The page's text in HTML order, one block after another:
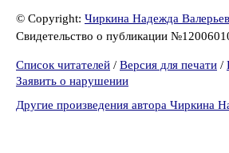
© Copyright: Чиркина Надежда
Свидетельство о публикации
Список читателей / Версия для печати /
Заявить о нарушении
Другие произведения автора Чиркина